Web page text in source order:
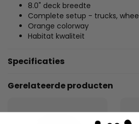
8.0" deck breedte
Complete setup - trucks,
Orange colorway
Habitat kwaliteit
Specificaties
Gerelateerde producten